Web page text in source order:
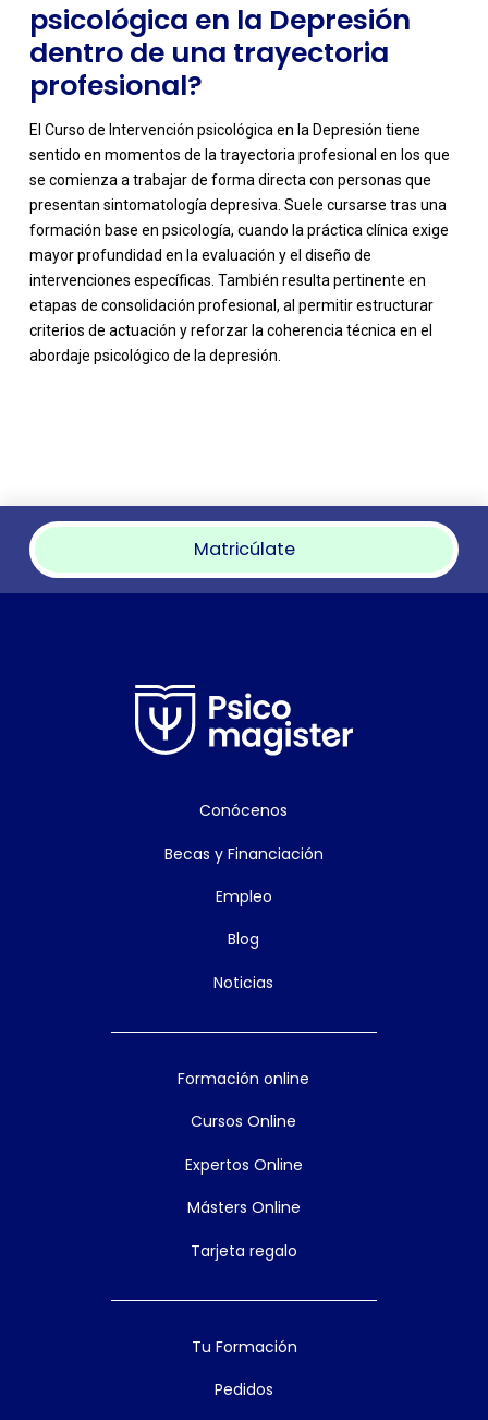
psicológica en la Depresión
dentro de una trayectoria
profesional?
El Curso de Intervención psicológica en la Depresión tiene
sentido en momentos de la trayectoria profesional en los que
se comienza a trabajar de forma directa con personas que
presentan sintomatología depresiva. Suele cursarse tras una
formación base en psicología, cuando la práctica clínica exige
mayor profundidad en la evaluación y el diseño de
intervenciones específicas. También resulta pertinente en
etapas de consolidación profesional, al permitir estructurar
criterios de actuación y reforzar la coherencia técnica en el
abordaje psicológico de la depresión.
Matricúlate
Conócenos
Becas y Financiación
Empleo
Blog
Noticias
Formación online
Cursos Online
Expertos Online
Másters Online
Tarjeta regalo
Tu Formación
Pedidos